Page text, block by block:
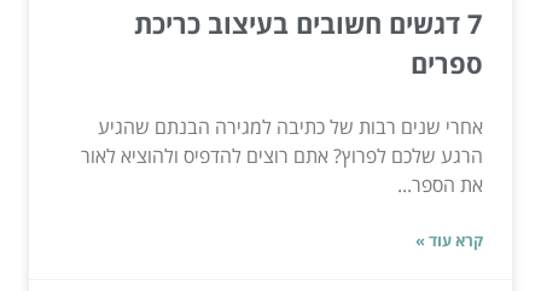
7 דגשים חשובים בעיצוב כריכת
ספרים
אחרי שנים רבות של כתיבה למגירה הבנתם שהגיע
הרגע שלכם לפרוץ? אתם רוצים להדפיס ולהוציא לאור
את הספר...
קרא עוד »